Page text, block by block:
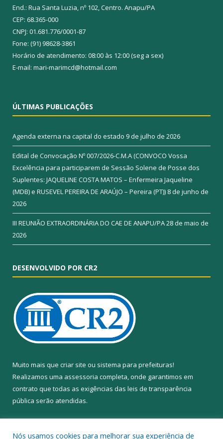
End.: Rua Santa Luzia, nº 102, Centro. Anapu/PA
CEP: 68.365-000
CNPJ: 01.681.776/0001-87
Fone: (91) 98628-3861
Horário de atendimento: 08:00 às 12:00 (seg a sex)
E-mail: mari-marimcd@hotmail.com
ÚLTIMAS PUBLICAÇÕES
Agenda externa na capital do estado 9 de julho de 2026
Edital de Convocação Nº 007/2026-C.M.A (CONVOCO Vossa
Excelência para participarem de Sessão Solene de Posse dos
Suplentes: JAQUELINE COSTA MATOS – Enfermeira Jaqueline
(MDB) e RUSEVEL PEREIRA DE ARAÚJO – Pereira (PT)) 8 de junho de
2026
III REUNIÃO EXTRAORDINÁRIA DO CAE DE ANAPU/PA28 de maio de
2026
DESENVOLVIDO POR CR2
Muito mais que criar site ou sistema para prefeituras!
Realizamos uma assessoria completa, onde garantimos em
contrato que todas as exigências das leis de transparência
pública serão atendidas.
Nós usamos cookies para melhorar sua experiência de